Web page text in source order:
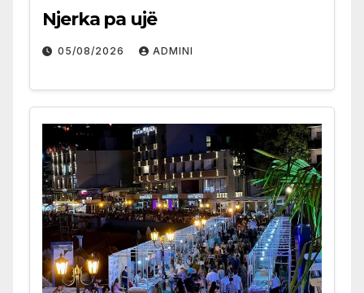
Njerka pa ujë
05/08/2026 ADMINI